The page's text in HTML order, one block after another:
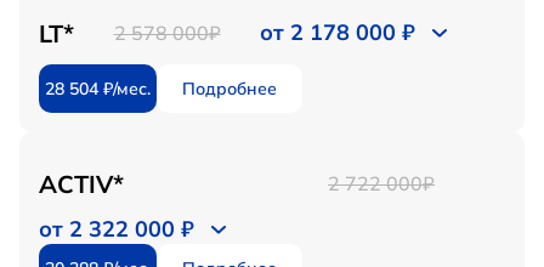
LT* 2 578 000₽ от 2 178 000 ₽
28 504 ₽/мес. Подробнее
ACTIV* 2 722 000₽
от 2 322 000 ₽